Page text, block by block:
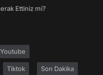
Ettiniz mi?
Youtube
Tiktok Son Dakika